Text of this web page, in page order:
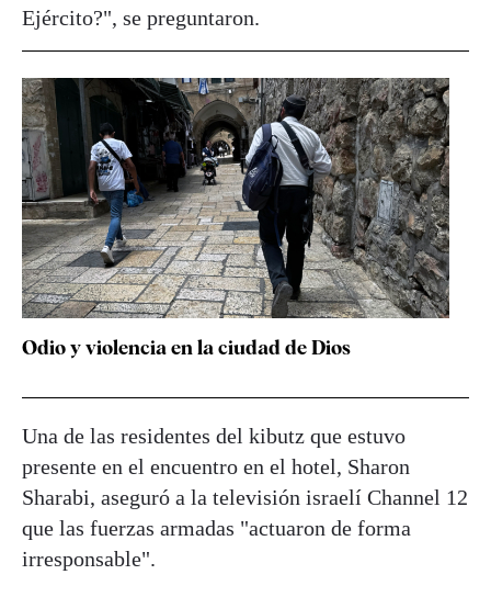
Ejército?", se preguntaron.
Odio y violencia en la ciudad de Dios
Una de las residentes del kibutz que estuvo
presente en el encuentro en el hotel, Sharon
Sharabi, aseguró a la televisión israelí Channel 12
que las fuerzas armadas "actuaron de forma
irresponsable".